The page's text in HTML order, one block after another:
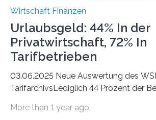
Wirtschaft Finanzen
Urlaubsgeld: 44% In der
Privatwirtschaft, 72% In
Tarifbetrieben
03.06.2025 Neue Auswertung des
TarifarchivsLediglich 44 Prozent der
tarifgebundenen Betrieben ist der
More than 1 year ago